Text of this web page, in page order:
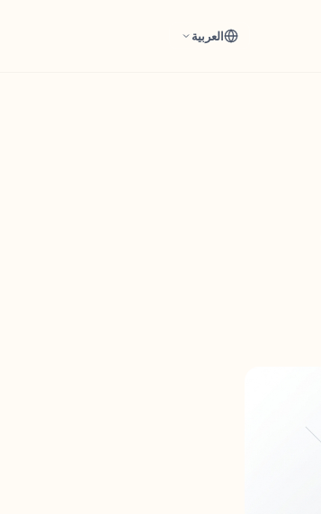
العربية